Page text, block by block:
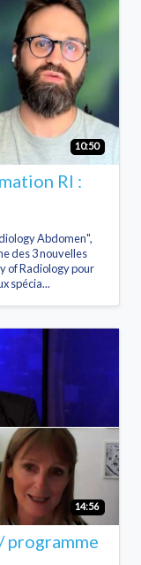
10:50
RI :
Abdomen",
des 3 nouvelles
of Radiology pour
spécia...
14:56
programme